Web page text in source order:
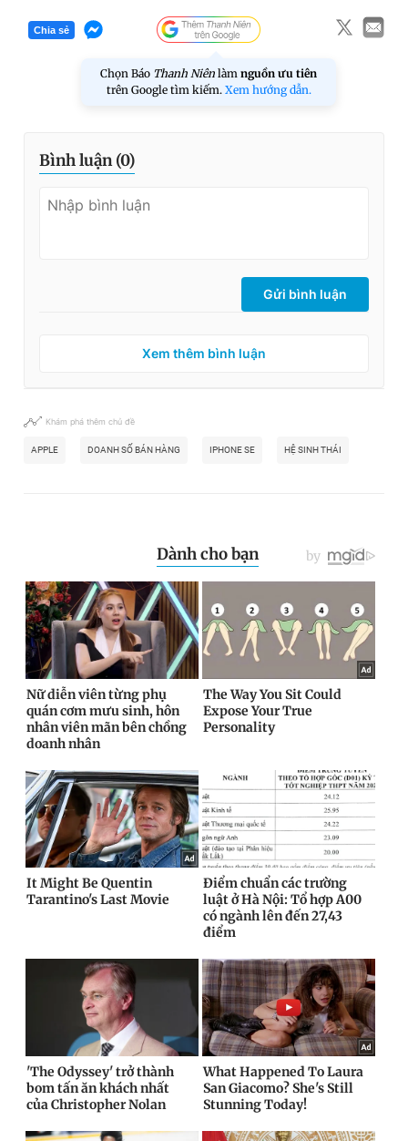
Chia sẻ
Chọn Báo Thanh Niên làm nguồn ưu tiên
trên Google tìm kiếm. Xem hướng dẫn.
Bình luận (0)
Gửi bình luận
Xem thêm bình luận
Khám phá thêm chủ đề
APPLE DOANH SỐ BÁN HÀNG IPHONE SE HỆ SINH THÁI